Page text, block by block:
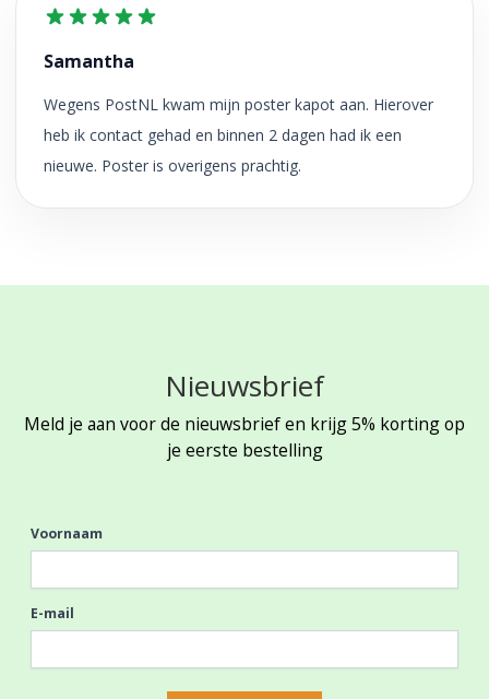
Samantha
Wegens PostNL kwam mijn poster kapot aan. Hierover
heb ik contact gehad en binnen 2 dagen had ik een
nieuwe. Poster is overigens prachtig.
Nieuwsbrief
Meld je aan voor de nieuwsbrief en krijg 5% korting op
je eerste bestelling
Voornaam
E-mail